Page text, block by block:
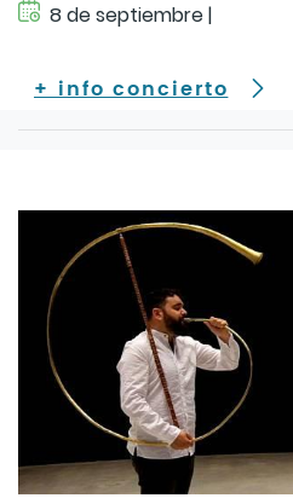
8 de septiembre |
+ info concierto